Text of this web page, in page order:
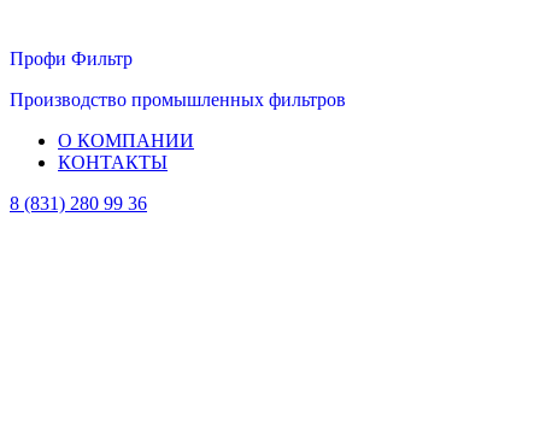
Профи Фильтр
Производство промышленных фильтров
О КОМПАНИИ
КОНТАКТЫ
8 (831) 280 99 36